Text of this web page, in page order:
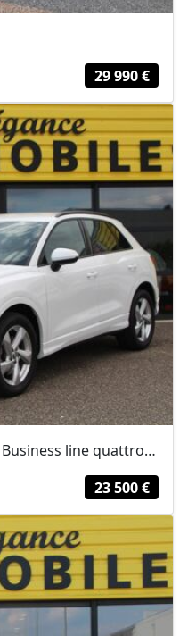
29 990 €
Audi Q3 40 TDI 190ch 135g Business line quattro S tronic 7
23 500 €